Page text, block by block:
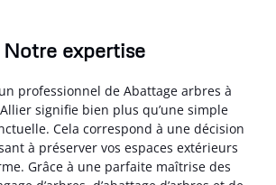
Notre expertise
professionnel de Abattage arbres à
signifie bien plus qu’une simple
Cela correspond à une décision
à préserver vos espaces extérieurs
Grâce à une parfaite maîtrise des